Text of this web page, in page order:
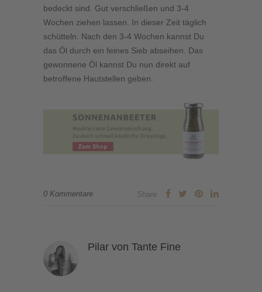
bedeckt sind. Gut verschließen und 3-4
Wochen ziehen lassen. In dieser Zeit täglich
schütteln. Nach den 3-4 Wochen kannst Du
das Öl durch ein feines Sieb abseihen. Das
gewonnene Öl kannst Du nun direkt auf
betroffene Hautstellen geben.
0 Kommentare Share
Pilar von Tante Fine